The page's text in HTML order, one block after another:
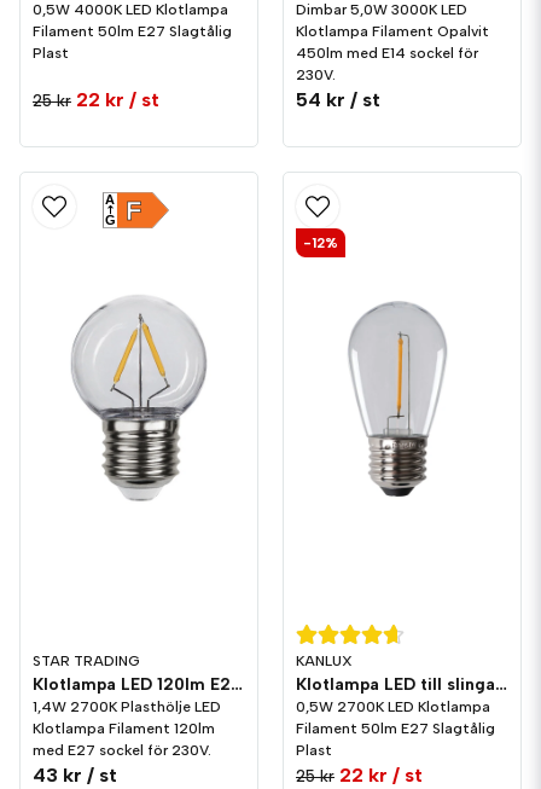
0,5W 4000K LED Klotlampa
Filament 50lm E27 Slagtålig
Plast
25 kr 22 kr / st
Dimbar 5,0W 3000K LED
Klotlampa Filament Opalvit
450lm med E14 sockel för
230V.
54 kr / st
STAR TRADING
Klotlampa LED 120lm E27 2700K Plast
1,4W 2700K Plasthölje LED
Klotlampa Filament 120lm
med E27 sockel för 230V.
43 kr / st
F
A
G
KANLUX
Klotlampa LED till slinga 50lm E27 Varmvit 2700K Plast
0,5W 2700K LED Klotlampa
Filament 50lm E27 Slagtålig
Plast
25 kr 22 kr / st
-12%